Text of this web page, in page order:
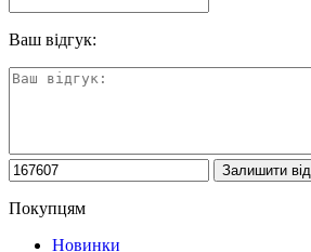
Ваш відгук:
Покупцям
Новинки